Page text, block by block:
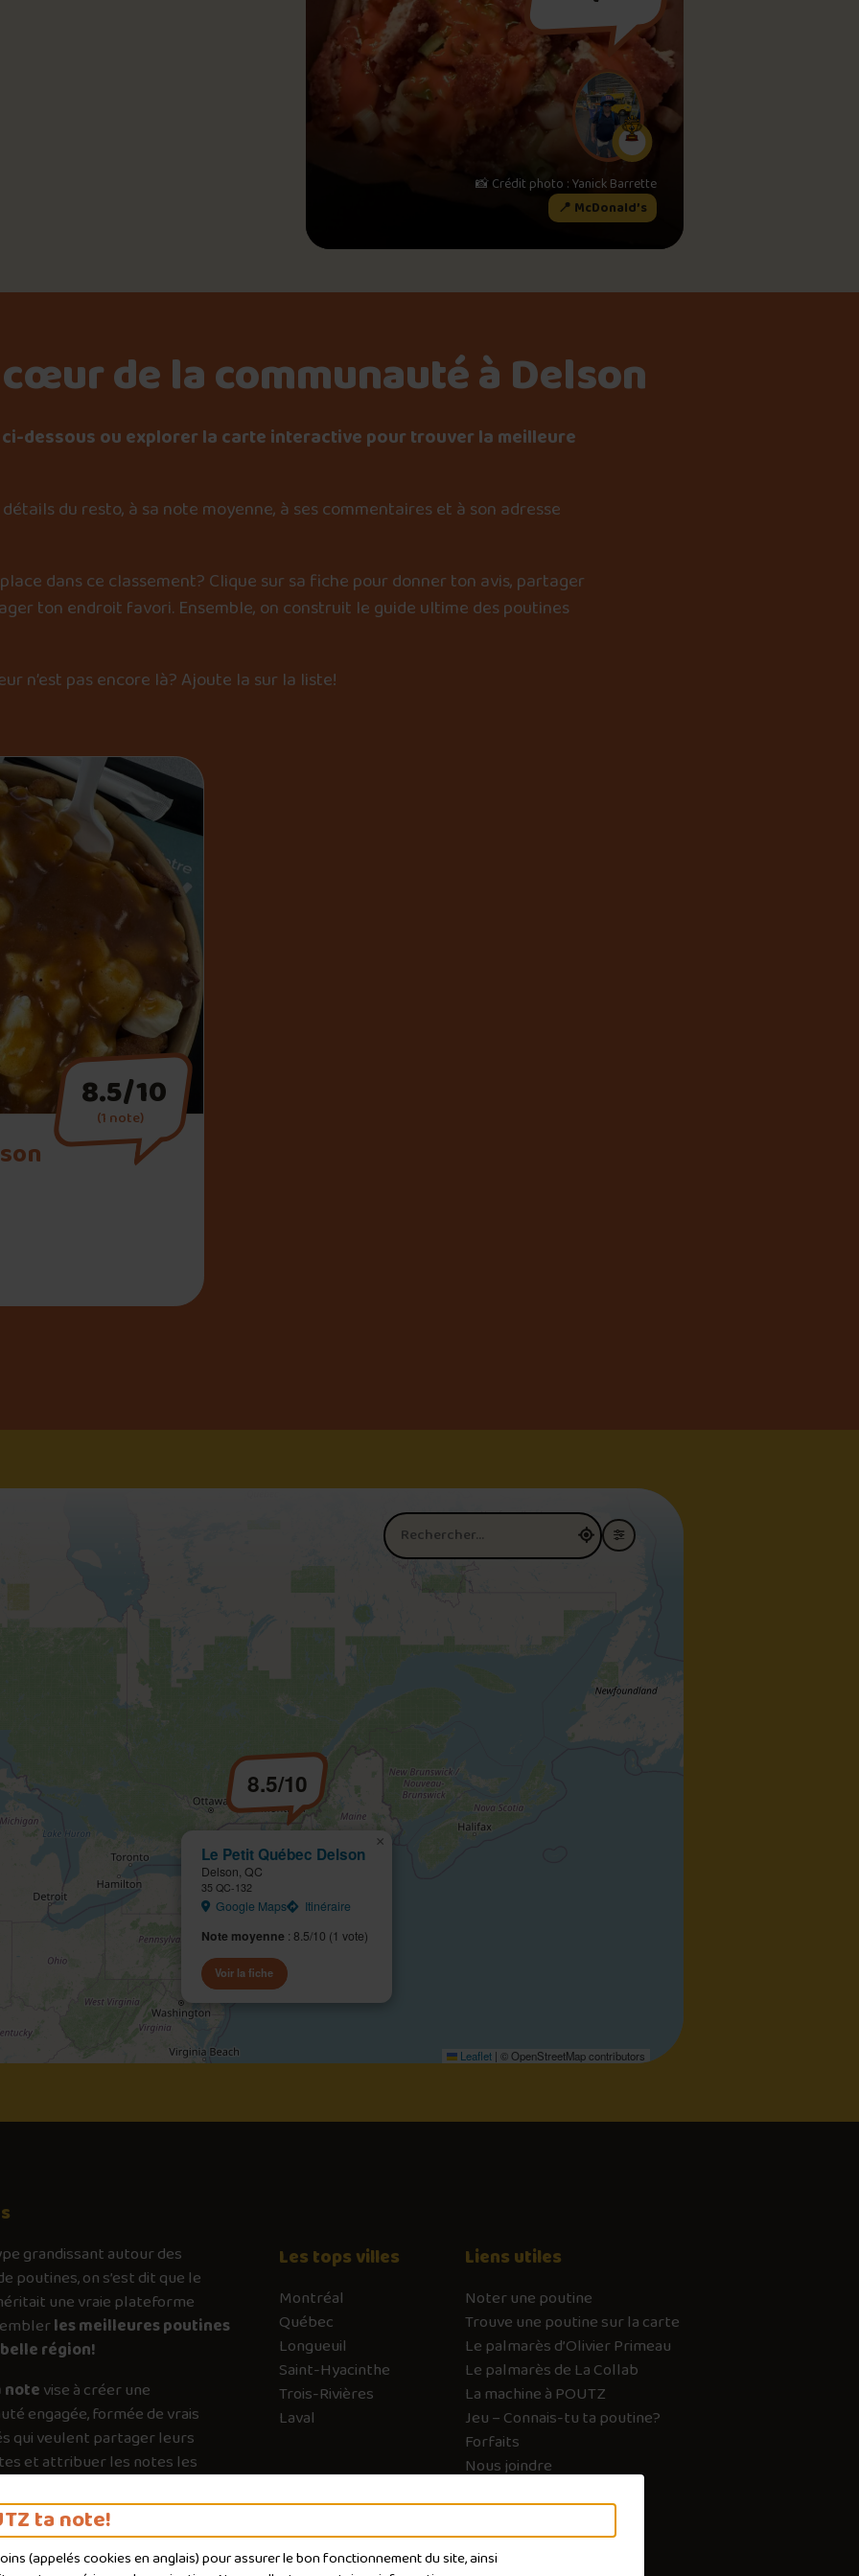
ta note!
(appeléscookiesen anglais) pour assurer le bon fonctionnement du site, ainsi
Le palmarès d’Olivier Primeau
Jeu – Connais-tu ta poutine?
Me connecter
📸 Crédit photo : Yanick Barrette
📍 McDonald’s
de la communauté à Delson
dessous ou explorer la carte interactive pour trouver la meilleure
du resto, à sa note moyenne, à ses commentaires et à son adresse
dans ce classement? Clique sur sa fiche pour donner ton avis, partager
ton endroit favori. Ensemble, on construit le guide ultime des poutines
n’est pas encore là? Ajoute la sur la liste!
8.5/10
(1 note)
Nom du restaurant
8.5/10
Le Petit Québec Delson
Delson, QC
35 QC-132
Google Maps
Itinéraire
Note moyenne : 8.5/10 (1 vote)
Voir la fiche
×
Leaflet | © OpenStreetMap contributors
grandissant autour des
poutines, on s’est dit que le
une vraie plateforme
les meilleures poutines
région!
notevise à créer une
engagée, formée de vrais
qui veulent partager leurs
et attribuer les notes les
pour guider les autres vers les
valent vraiment le détour.
Les tops villes
Montréal
Québec
Longueuil
Saint-Hyacinthe
Trois-Rivières
Laval
Liens utiles
Noter une poutine
Trouve une poutine sur la carte
Le palmarès d’Olivier Primeau
Le palmarès de La Collab
La machine à POUTZ
Jeu – Connais-tu ta poutine?
Forfaits
Nous joindre